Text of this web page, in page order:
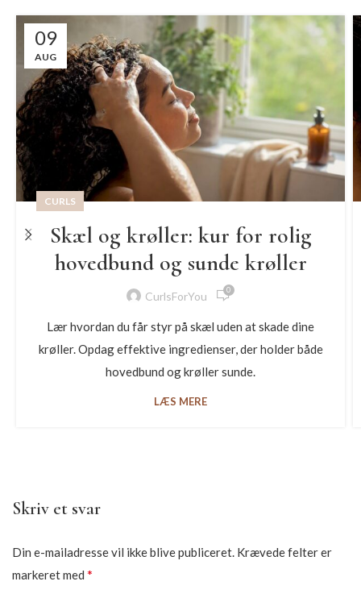
09
AUG
CURLS
Skæl og krøller: kur for rolig
hovedbund og sunde krøller
CurlsForYou 0
Lær hvordan du får styr på skæl uden at skade dine
krøller. Opdag effektive ingredienser, der holder både
hovedbund og krøller sunde.
LÆS MERE
Skriv et svar
Din e-mailadresse vil ikke blive publiceret. Krævede felter er
markeret med *